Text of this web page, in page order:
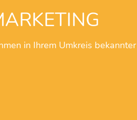
in Ihrem Umkreis bekannter